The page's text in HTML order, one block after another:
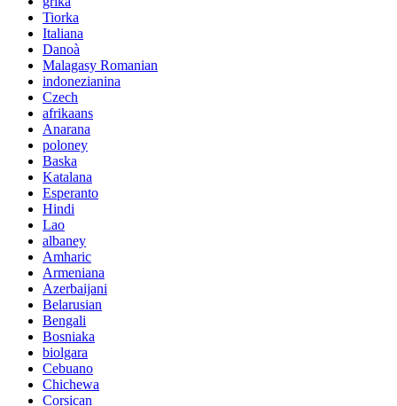
Tiorka
Italiana
Danoà
Malagasy Romanian
indonezianina
Czech
afrikaans
Anarana
poloney
Baska
Katalana
Esperanto
Hindi
Lao
albaney
Amharic
Armeniana
Azerbaijani
Belarusian
Bengali
Bosniaka
biolgara
Cebuano
Chichewa
Corsican